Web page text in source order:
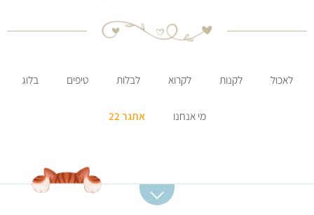
לאכול לקנות לקרוא לבלות טיפים בלוג
מי אנחנו אתגר 22